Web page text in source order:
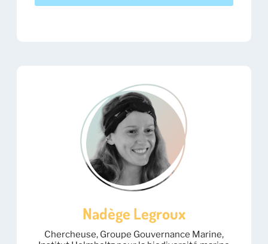
Nadège Legroux
Chercheuse, Groupe Gouvernance Marine,